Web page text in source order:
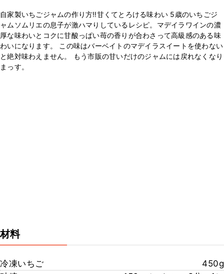
自家製いちごジャムの作り方‼︎甘くてとろける味わい 5歳のいちごジ
ャムソムリエの息子が激ハマりしているレシピ。マデイラワインの濃
厚な味わいとコクに甘酸っぱい苺の香りが合わさって高級感のある味
わいになります。 この味はバーベイトのマデイラスイートを使わない
と絶対味わえません。 もう市販の甘いだけのジャムには戻れなくなり
まっす。
材料
冷凍いちご
450g